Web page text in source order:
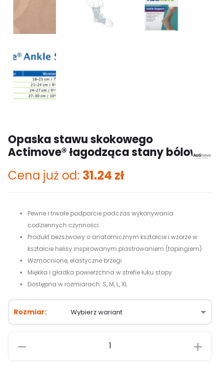
Opaska stawu skokowego
Actimove® łagodząca stany bólowe
Cena już od: 31.24 zł
Pewne i trwałe podparcie podczas wykonywania
codziennych czynności.
Produkt bezszwowy o anatomicznym kształcie i wzorze w
kształcie helisy inspirowanym plastrowaniem (tapingiem)
Wzmocnione, elastyczne brzegi
Miękka i gładka powierzchna w strefie łuku stopy
Dostępna w rozmiarach: S, M, L, XL
Rozmiar